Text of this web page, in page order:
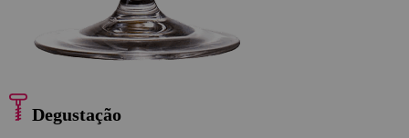
Degustação